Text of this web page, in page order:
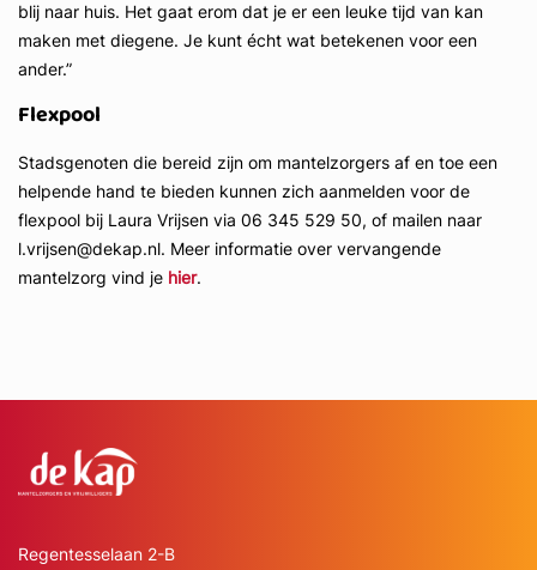
blij naar huis. Het gaat erom dat je er een leuke tijd van kan
maken met diegene. Je kunt écht wat betekenen voor een
ander.”
Flexpool
Stadsgenoten die bereid zijn om mantelzorgers af en toe een
helpende hand te bieden kunnen zich aanmelden voor de
flexpool bij Laura Vrijsen via 06 345 529 50, of mailen naar
l.vrijsen@dekap.nl. Meer informatie over vervangende
mantelzorg vind je hier.
Regentesselaan 2-B